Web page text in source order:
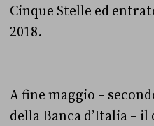
Cinque Stelle ed
2018.
A fine maggio –
della Banca d’Italia –